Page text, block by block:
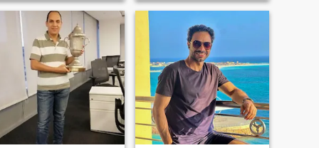
can't read it; e RSA; for you,
because as for Egypt, I
subscribe in dollars and
transfer to the site
representative in Jordan,
and the state proofs exit or
transfer due to the County of
Trump. Pray be to God, I
pray for the five obligatory
prayers and the sunnah,
fast on Mondays,
Thursdays, and the third of
the white days of every Arab
I fear God in dealings
building a deep connection
based on trust and
understanding. I long for
someone w